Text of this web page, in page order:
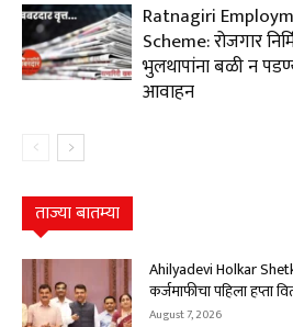
Ratnagiri
Scheme: रोजगार
भुलथापांना बळी न
आवाहन
ताज्या बातम्या
Ahilyadevi Holkar
कर्जमाफीचा पहिला हप्ता
August 7, 2026